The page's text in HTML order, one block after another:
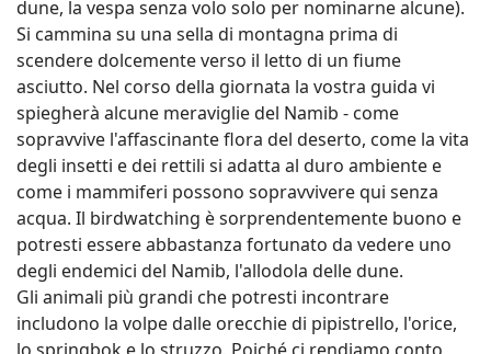
dune, la vespa senza volo solo per nominarne alcune).
Si cammina su una sella di montagna prima di
scendere dolcemente verso il letto di un fiume
asciutto. Nel corso della giornata la vostra guida vi
spiegherà alcune meraviglie del Namib - come
sopravvive l'affascinante flora del deserto, come la vita
degli insetti e dei rettili si adatta al duro ambiente e
come i mammiferi possono sopravvivere qui senza
acqua. Il birdwatching è sorprendentemente buono e
potresti essere abbastanza fortunato da vedere uno
degli endemici del Namib, l'allodola delle dune.
Gli animali più grandi che potresti incontrare
includono la volpe dalle orecchie di pipistrello, l'orice,